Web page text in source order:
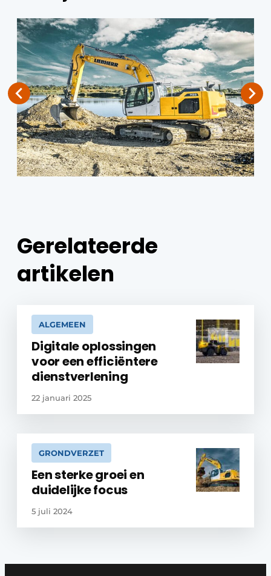
Gerelateerde
artikelen
ALGEMEEN
Digitale oplossingen
voor een efficiëntere
dienstverlening
22 januari 2025
GRONDVERZET
Een sterke groei en
duidelijke focus
5 juli 2024